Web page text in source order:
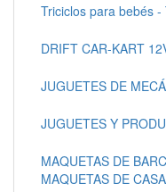
Triciclos para bebés
DRIFT CAR-KART
JUGUETES DE
JUGUETES Y
MAQUETAS DE
MAQUETAS DE